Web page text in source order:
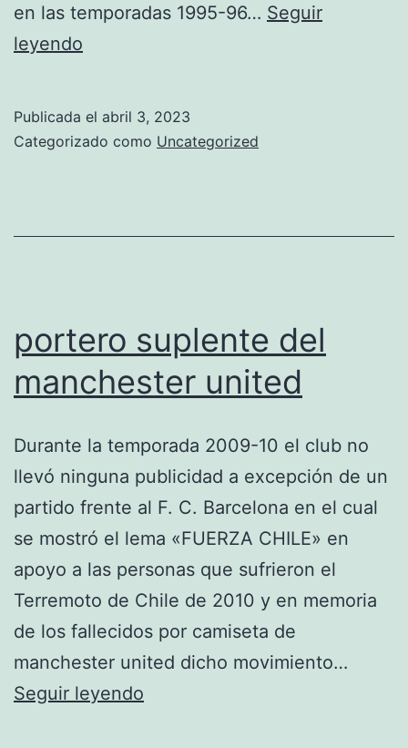
en las temporadas 1995-96… Seguir
leyendo
united
Publicada el abril 3, 2023
Categorizado como Uncategorized
portero suplente del
manchester united
Durante la temporada 2009-10 el club no
llevó ninguna publicidad a excepción de un
partido frente al F. C. Barcelona en el cual
se mostró el lema «FUERZA CHILE» en
apoyo a las personas que sufrieron el
Terremoto de Chile de 2010 y en memoria
de los fallecidos por camiseta de
manchester united dicho movimiento…
Seguir leyendo